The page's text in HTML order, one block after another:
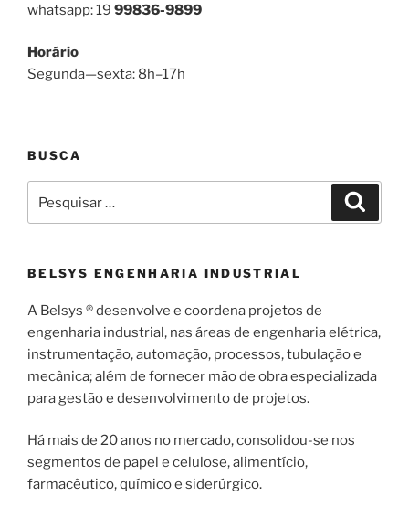
whatsapp: 19 99836-9899
Horário
Segunda—sexta: 8h–17h
BUSCA
por:
BELSYS ENGENHARIA INDUSTRIAL
A Belsys ® desenvolve e coordena projetos de
engenharia industrial, nas áreas de engenharia elétrica,
instrumentação, automação, processos, tubulação e
mecânica; além de fornecer mão de obra especializada
para gestão e desenvolvimento de projetos.
Há mais de 20 anos no mercado, consolidou-se nos
segmentos de papel e celulose, alimentício,
farmacêutico, químico e siderúrgico.